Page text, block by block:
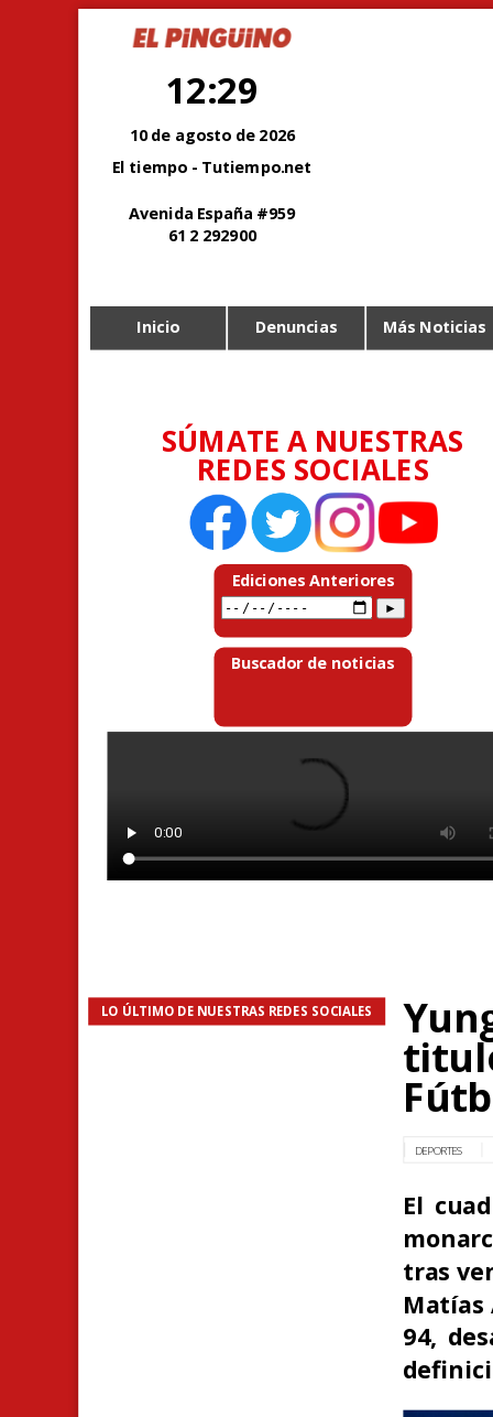
12:29
10 de agosto de 2026
El tiempo - Tutiempo.net
Avenida España #959
61 2 292900
Inicio Denuncias Más Noticias
SÚMATE A NUESTRAS
REDES SOCIALES
Ediciones Anteriores
Buscador de noticias
LO ÚLTIMO DE NUESTRAS REDES SOCIALES
DEPORTES
El
tras
94,